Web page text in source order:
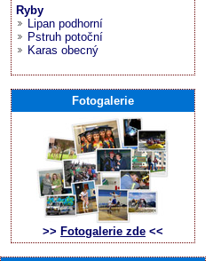
Ryby
Lipan podhorní
Pstruh potoční
Karas obecný
Fotogalerie
>> Fotogalerie zde <<